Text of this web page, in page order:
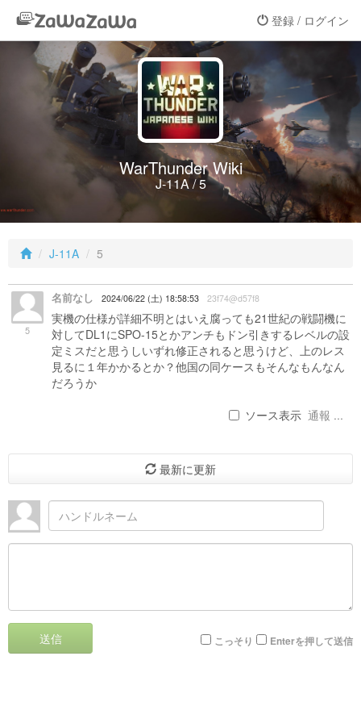
登録 / ログイン
WarThunder Wiki
J-11A / 5
J-11A 5
5
名前なし 2024/06/22 (土) 18:58:53 23f74@d57f8
実機の仕様が詳細不明とはいえ腐っても21世紀の戦闘機に
対してDL1にSPO-15とかアンチもドン引きするレベルの設
定ミスだと思うしいずれ修正されると思うけど、上のレス
見るに１年かかるとか？他国の同ケースもそんなもんなん
だろうか
ソース表示 通報 ...
最新に更新
送信 こっそり Enterを押して送信